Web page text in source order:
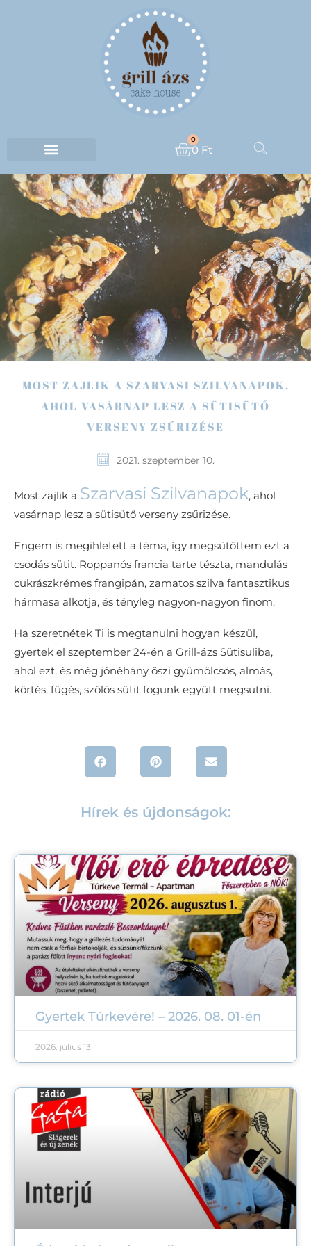
0 Ft
0
MOST ZAJLIK A SZARVASI SZILVANAPOK,
AHOL VASÁRNAP LESZ A SÜTISÜTŐ
VERSENY ZSŰRIZÉSE
2021. szeptember 10.
Most zajlik a Szarvasi Szilvanapok, ahol
vasárnap lesz a sütisütő verseny zsűrizése.
Engem is megihletett a téma, így megsütöttem ezt a
csodás sütit. Roppanós francia tarte tészta, mandulás
cukrászkrémes frangipán, zamatos szilva fantasztikus
hármasa alkotja, és tényleg nagyon-nagyon finom.
Ha szeretnétek Ti is megtanulni hogyan készül,
gyertek el szeptember 24-én a Grill-ázs Sütisuliba,
ahol ezt, és még jónéhány őszi gyümölcsös, almás,
körtés, fügés, szőlős sütit fogunk együtt megsütni.
Hírek és újdonságok:
Gyertek Túrkevére! – 2026. 08. 01-én
2026. július 13.